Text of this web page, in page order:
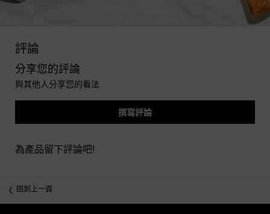
評論
分享您的評論
與其他人分享您的看法
撰寫評論
為產品留下評論吧!
回到上一頁